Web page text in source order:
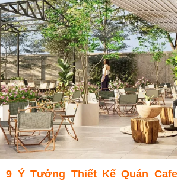
9 Ý Tưởng Thiết Kế Quán Cafe